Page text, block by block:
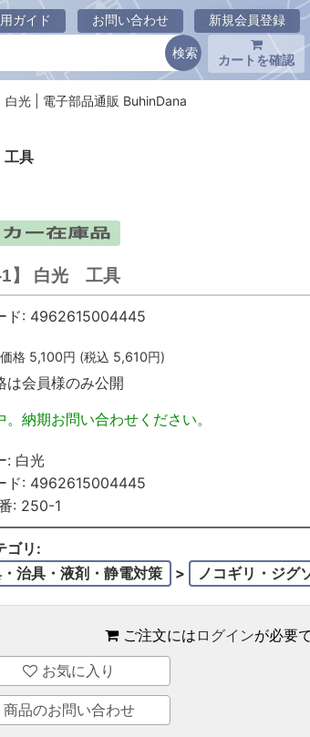
ガイド お問い合わせ 新規会員登録
カートを確認
具
白光 | 電子部品通販 BuhinDana
1】 白光 工具
ド: 4962615004445
格 5,100円 (税込 5,610円)
は会員様のみ公開
。納期お問い合わせください。
: 白光
ド: 4962615004445
: 250-1
ゴリ:
治具・液剤・静電対策
> ノコギリ・ジグ
ご注文には ログインが必要
お気に入り
商品のお問い合わせ